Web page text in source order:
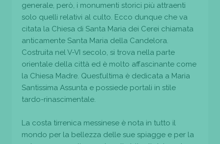
generale, però, i monumenti storici più attraenti
solo quelli relativi al culto. Ecco dunque che va
citata la Chiesa di Santa Maria dei Cerei chiamata
anticamente Santa Maria della Candelora.
Costruita nel V-VI secolo, si trova nella parte
orientale della città ed è molto affascinante come
la Chiesa Madre. Quest’ultima è dedicata a Maria
Santissima Assunta e possiede portali in stile
tardo-rinascimentale.
La costa tirrenica messinese è nota in tutto il
mondo per la bellezza delle sue spiagge e per la